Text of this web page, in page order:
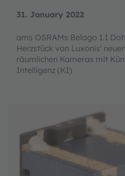
31. January 2022
ams OSRAMs Belago 1.1
Herzstück von Luxonis'
räumlichen Kameras mit
Intelligenz (KI)